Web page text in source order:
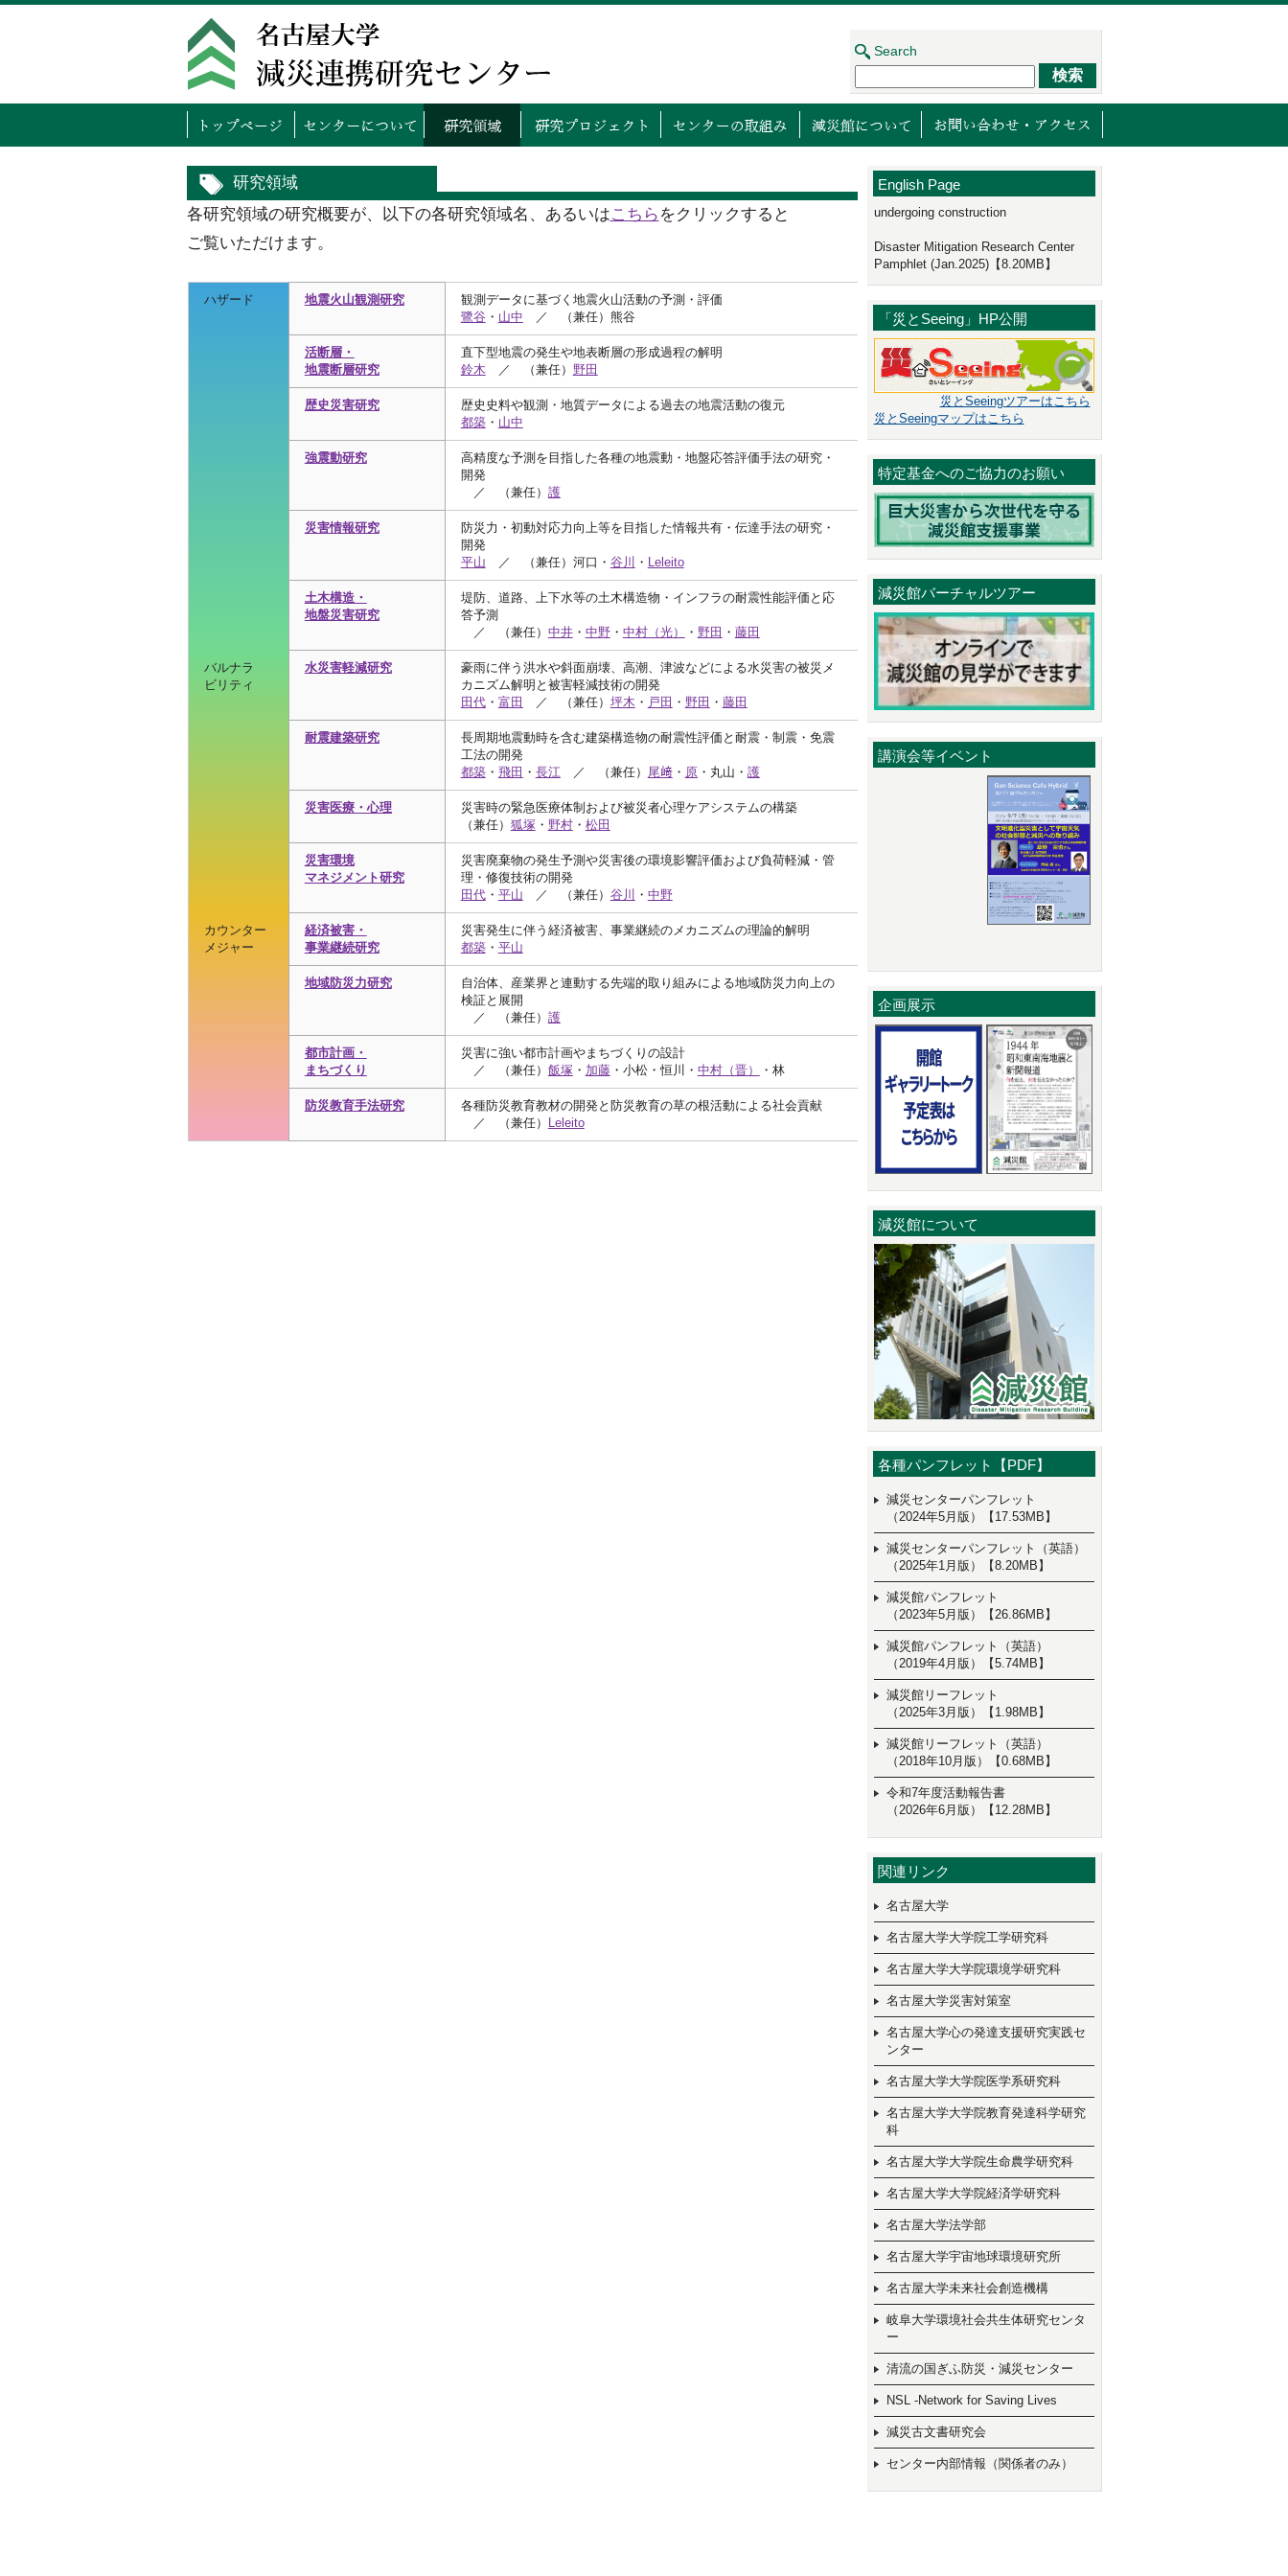
トップページ センターについて
研究領域 研究プロジェクト センターの取り組み減災館について
Search
研究領域
各研究領域の研究概要が、以下の各研究領域名、あるいはこちら をクリックすると
ご覧いただけます。
ハザード 地震火山観測研究
観測データに基づく地震火山活動の予測・評価
鷺谷・ 山中 ／ （兼任）熊谷
活断層・
地震断層研究
直下型地震の発生や地表断層の形成過程の解明
鈴木 ／ （兼任） 野田
歴史災害研究
歴史史料や観測・地質データによる過去の地震活動の復元
都築・ 山中
強震動研究
高精度な予測を目指した各種の地震動・地盤応答評価手法の研究・
開発
／ （兼任） 護
災害情報研究
防災力・初動対応力向上等を目指した情報共有・伝達手法の研究・
開発
平山 ／ （兼任）河口・ 谷川 ・ Leleito
土木構造・
地盤災害研究
堤防、道路、上下水等の土木構造物・インフラの耐震性能評価と応
答予測
／ （兼任） 中井・ 中野・ 中村（光） ・ 野田 ・ 藤田
バルナラ
ビリティ
水災害軽減研究
豪雨に伴う洪水や斜面崩壊、高潮、津波などによる水災害の被災メ
カニズム解明と被害軽減技術の開発
田代・ 富田 ／ （兼任） 坪木 ・ 戸田 ・ 野田 ・ 藤田
耐震建築研究
長周期地震動時を含む建築構造物の耐震性評価と耐震・制震・免震
工法の開発
都築・ 飛田 ・ 長江／ （兼任） 尾﨑・ 原・丸山・ 護
災害医療・心理
災害時の緊急医療体制および被災者心理ケアシステムの構築
（兼任） 狐塚・ 野村・ 松田
災害環境
マネジメント研究
災害廃棄物の発生予測や災害後の環境影響評価および負荷軽減・管
理・修復技術の開発
田代・ 平山 ／ （兼任） 谷川 ・ 中野
カウンター
メジャー
経済被害・
事業継続研究
災害発生に伴う経済被害、事業継続のメカニズムの理論的解明
都築・ 平山
地域防災力研究
自治体、産業界と連動する先端的取り組みによる地域防災力向上の
検証と展開
／ （兼任） 護
都市計画・
まちづくり
災害に強い都市計画やまちづくりの設計
／ （兼任） 飯塚・ 加藤・小松・恒川・ 中村（晋） ・林
防災教育手法研究
各種防災教育教材の開発と防災教育の草の根活動による社会貢献
／ （兼任）
Leleito
English Page
undergoing construction
Disaster Mitigation Research Center
Pamphlet (Jan.2025)【8.20MB】
「災とSeeing」HP公開
災とSeeingツアーはこちら
災とSeeingマップはこちら
特定基金へのご協力のお願い
減災館バーチャルツアー
講演会等イベント
企画展示
減災館について
各種パンフレット【PDF】
減災センターパンフレット
（2024年5月版）【17.53MB】
減災センターパンフレット（英語）
（2025年1月版）【8.20MB】
減災館パンフレット
（2023年5月版）【26.86MB】
減災館パンフレット（英語）
（2019年4月版）【5.74MB】
減災館リーフレット
（2025年3月版）【1.98MB】
減災館リーフレット（英語）
（2018年10月版）【0.68MB】
令和7年度活動報告書
（2026年6月版）【12.28MB】
関連リンク
名古屋大学
名古屋大学大学院工学研究科
名古屋大学大学院環境学研究科
名古屋大学災害対策室
名古屋大学心の発達支援研究実践セ
ンター
名古屋大学大学院医学系研究科
名古屋大学大学院教育発達科学研究
科
名古屋大学大学院生命農学研究科
名古屋大学大学院経済学研究科
名古屋大学法学部
名古屋大学宇宙地球環境研究所
名古屋大学未来社会創造機構
岐阜大学環境社会共生体研究センタ
ー
清流の国ぎふ防災・減災センター
NSL -Network for Saving Lives
減災古文書研究会
センター内部情報（関係者のみ）